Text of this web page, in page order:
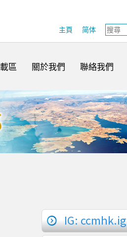
主頁 简体
區 關於我們 聯絡我們
IG: ccmhk.ig